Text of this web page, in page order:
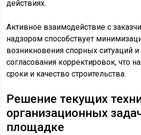
действиях.
Активное взаимодействие с
надзором способствует
возникновения спорных ситуаций и
согласования корректировок, что
сроки и качество строительства.
Решение текущих
организационных
площадке